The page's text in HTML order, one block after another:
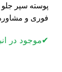
فوری و
✔موجود در